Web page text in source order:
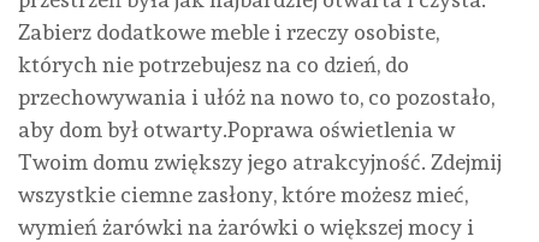
Zabierz dodatkowe meble i rzeczy osobiste,
których nie potrzebujesz na co dzień, do
przechowywania i ułóż na nowo to, co pozostało,
aby dom był otwarty.Poprawa oświetlenia w
Twoim domu zwiększy jego atrakcyjność. Zdejmij
wszystkie ciemne zasłony, które możesz mieć,
wymień żarówki na żarówki o większej mocy i